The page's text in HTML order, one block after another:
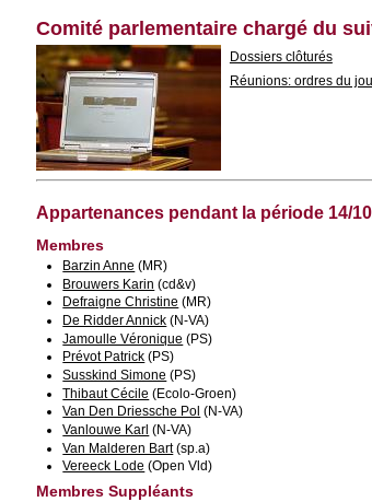
Comité parlementaire chargé du
Dossiers clôturés
Réunions: ordres du
Appartenances pendant la période 14/
Membres
Barzin Anne (MR)
Brouwers Karin (cd&v)
Defraigne Christine (MR)
De Ridder Annick (N-VA)
Jamoulle Véronique (PS)
Prévot Patrick (PS)
Susskind Simone (PS)
Thibaut Cécile (Ecolo-Groen)
Van Den Driessche Pol (N-VA)
Vanlouwe Karl (N-VA)
Van Malderen Bart(sp.a)
Vereeck Lode (Open Vld)
Membres Suppléants